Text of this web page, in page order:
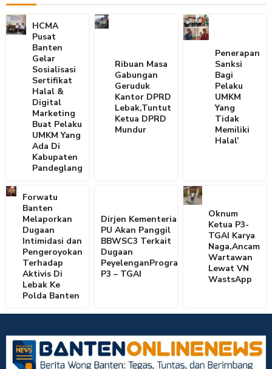
HCMA
Pusat
Banten
Gelar
Sosialisasi
Sertifikat
Halal &
Digital
Marketing
Buat Pelaku
UMKM Yang
Ada Di
Kabupaten
Pandeglang
Ribuan Masa
Gabungan
Geruduk
Kantor DPRD
Lebak,Tuntut
Ketua DPRD
Mundur
Penerapan
Sanksi
Bagi
Pelaku
UMKM
Yang
Tidak
Memiliki
Halal’
Forwatu
Banten
Melaporkan
Dugaan
Intimidasi dan
Pengeroyokan
Terhadap
Aktivis Di
Lebak Ke
Polda Banten
Dirjen Kementerian
PU Akan Panggil
BBWSC3 Terkait
Dugaan
PeyelenganProgram
P3 – TGAI
Oknum
Ketua P3-
TGAI Karya
Naga,Ancam
Wartawan
Lewat VN
WastsApp